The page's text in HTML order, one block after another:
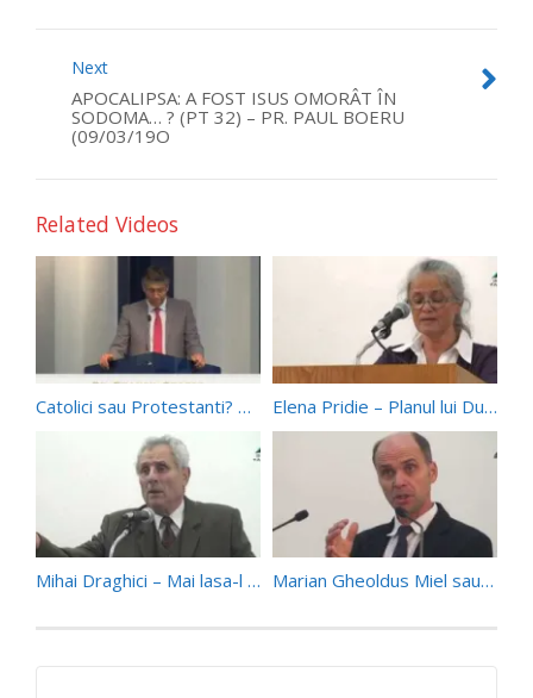
Next
APOCALIPSA: A FOST ISUS OMORÂT ÎN
SODOMA… ? (PT 32) – PR. PAUL BOERU
(09/03/19O
Related Videos
Catolici sau Protestanti? Merite sau har? (pt 2) – Dr. Emanoil Geaboc (06/02/16) Elena Pridie – Planul lui Dumnezeu pentru sanatatea oamenilor
Mihai Draghici – Mai lasa-l si anul acesta Marian Gheoldus Miel sau ordine